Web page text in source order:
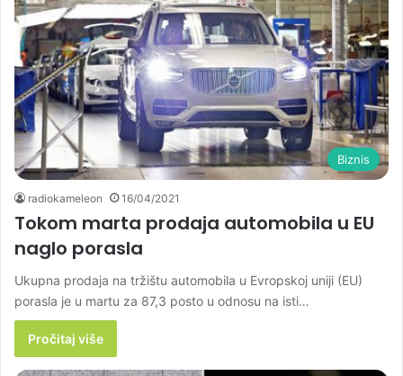
Biznis
radiokameleon 16/04/2021
Tokom marta prodaja automobila u EU
naglo porasla
Ukupna prodaja na tržištu automobila u Evropskoj uniji (EU)
porasla je u martu za 87,3 posto u odnosu na isti…
Pročitaj više